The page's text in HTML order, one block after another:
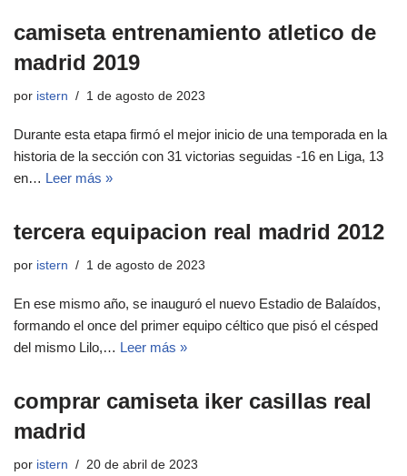
camiseta entrenamiento atletico de
madrid 2019
por istern 1 de agosto de 2023
Durante esta etapa firmó el mejor inicio de una temporada en la
historia de la sección con 31 victorias seguidas -16 en Liga, 13
en… Leer más »
tercera equipacion real madrid 2012
por istern 1 de agosto de 2023
En ese mismo año, se inauguró el nuevo Estadio de Balaídos,
formando el once del primer equipo céltico que pisó el césped
del mismo Lilo,… Leer más »
comprar camiseta iker casillas real
madrid
por istern 20 de abril de 2023